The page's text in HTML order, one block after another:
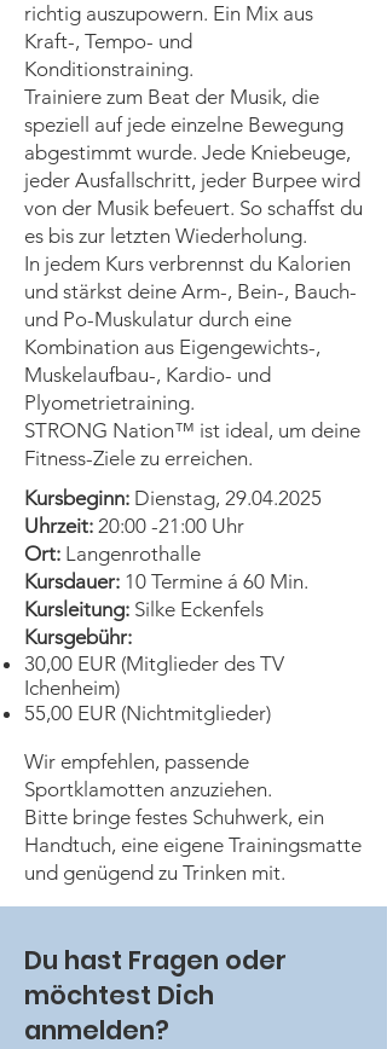
richtig auszupowern. Ein Mix aus
Kraft-, Tempo- und
Konditionstraining.
Trainiere zum Beat der Musik, die
speziell auf jede einzelne Bewegung
abgestimmt wurde. Jede Kniebeuge,
jeder Ausfallschritt, jeder Burpee wird
von der Musik befeuert. So schaffst du
es bis zur letzten Wiederholung.
In jedem Kurs verbrennst du Kalorien
und stärkst deine Arm-, Bein-, Bauch-
und Po-Muskulatur durch eine
Kombination aus Eigengewichts-,
Muskelaufbau-, Kardio- und
Plyometrietraining.
STRONG Nation™ ist ideal, um deine
Fitness-Ziele zu erreichen.
Kursbeginn: Dienstag, 29.04.2025
Uhrzeit: 20:00 -21:00 Uhr
Ort: Langenrothalle
Kursdauer: 10 Termine á 60 Min.
Kursleitung: Silke Eckenfels
Kursgebühr:
30,00 EUR (Mitglieder des TV
Ichenheim)
55,00 EUR (Nichtmitglieder)
Wir empfehlen, passende
Sportklamotten anzuziehen.
Bitte bringe festes Schuhwerk, ein
Handtuch, eine eigene Trainingsmatte
und genügend zu Trinken mit.
Du hast Fragen oder
möchtest Dich
anmelden?